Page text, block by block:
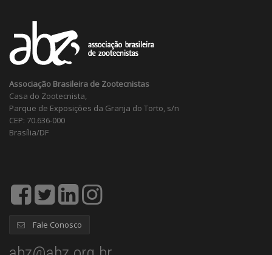
Associação Brasileira de Zootecnistas
Casa do Zootecnista,
Parque de Exposições da Granja do Torto, s/n
CEP: 70.636-000
Brasília/DF
Fale Conosco